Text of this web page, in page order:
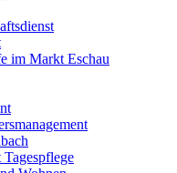
im Markt Eschau